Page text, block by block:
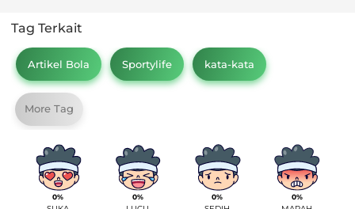
Tag Terkait
Artikel Bola Sportylife kata-kata
More Tag
0% 0% 0% 0%